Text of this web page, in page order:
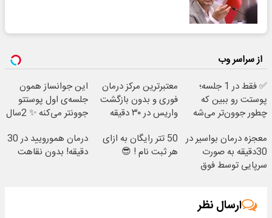
از سراسر وب
✅ فقط در 1 جلسه؛
پوستت رو ببین که
چطور جوون‌تر می‌شه
معتبرترین مرکز درمان
فوری و بدون بازگشت
واریس در ۳۰ دقیقه
این جوانساز همون
جلسه‌ی اول پوستتو
جوونتر می‌کنه ✨ 2سال
معجزه درمان بواسیر در
30دقیقه به صورت
سرپایی توسط فوق
50 تتر رایگان به ازای
هر ثبت نام ! 😎
درمان همورویید در 30
دقیقه! بدون نقاهت
ارسال نظر